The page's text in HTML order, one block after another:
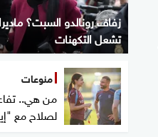
زفاف رونالدو السبت؟
تشعل التكهنات
منوعات
من هي..
لصلاح مع